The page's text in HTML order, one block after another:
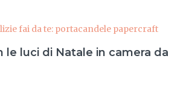
fai da te: portacandele papercraft
le luci di Natale in camera da